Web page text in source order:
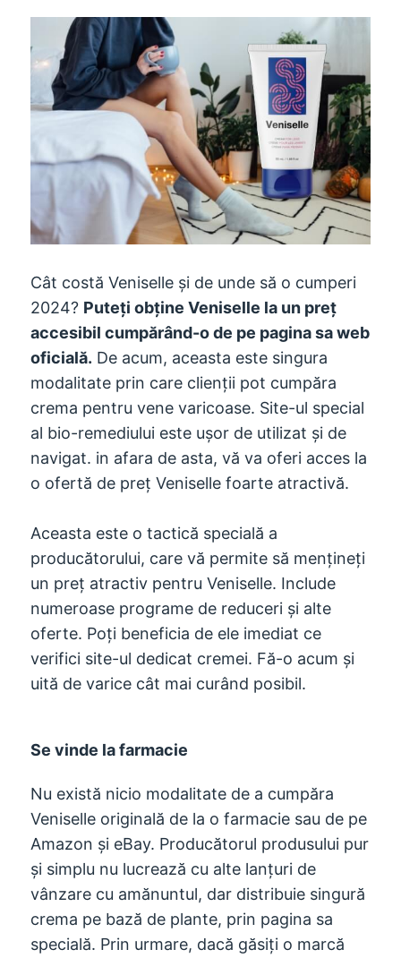
Cât costă Veniselle și de unde să o cumperi
2024? Puteți obține Veniselle la un preț
accesibil cumpărând-o de pe pagina sa web
oficială. De acum, aceasta este singura
modalitate prin care clienții pot cumpăra
crema pentru vene varicoase. Site-ul special
al bio-remediului este ușor de utilizat și de
navigat. in afara de asta, vă va oferi acces la
o ofertă de preț Veniselle foarte atractivă.
Aceasta este o tactică specială a
producătorului, care vă permite să mențineți
un preț atractiv pentru Veniselle. Include
numeroase programe de reduceri și alte
oferte. Poți beneficia de ele imediat ce
verifici site-ul dedicat cremei. Fă-o acum și
uită de varice cât mai curând posibil.
Se vinde la farmacie
Nu există nicio modalitate de a cumpăra
Veniselle originală de la o farmacie sau de pe
Amazon și eBay. Producătorul produsului pur
și simplu nu lucrează cu alte lanțuri de
vânzare cu amănuntul, dar distribuie singură
crema pe bază de plante, prin pagina sa
specială. Prin urmare, dacă găsiți o marcă